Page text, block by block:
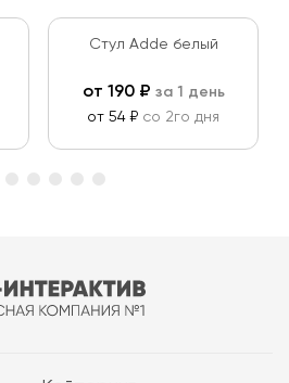
Стул Adde белый
от 190₽ за 1 день
от 54 ₽ со 2го дня